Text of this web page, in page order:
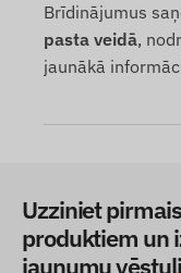
Brīdinājumus
pasta veidā,
jaunākā
Uzziniet
produktiem un
jaunumu